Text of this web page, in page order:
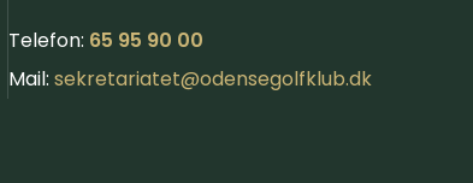
Telefon: 65 95 90 00
Mail: sekretariatet@​odensegolfklub.dk